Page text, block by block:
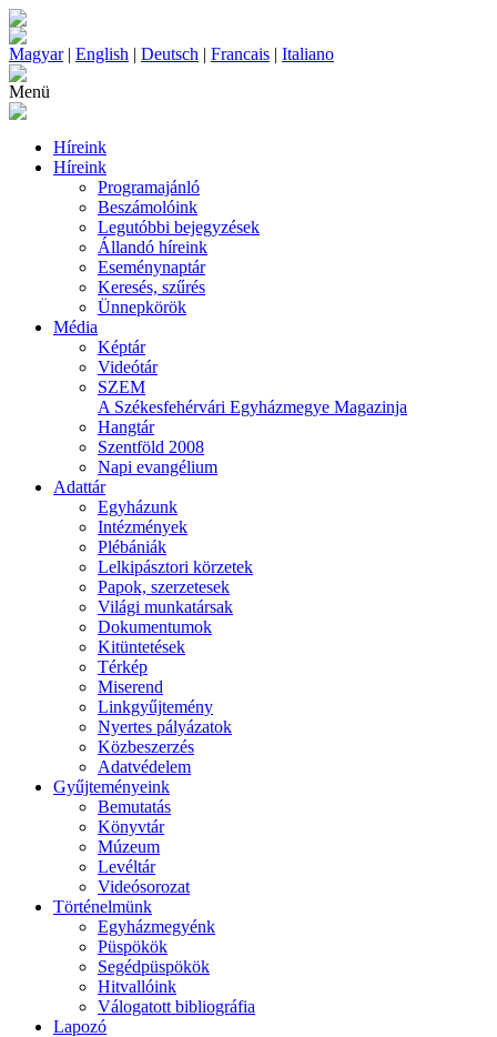
Magyar| English | Deutsch | Francais | Italiano
Menü
Híreink
Híreink
Programajánló
Beszámolóink
Legutóbbi bejegyzések
Állandó híreink
Eseménynaptár
Keresés, szűrés
Ünnepkörök
Média
Képtár
Videótár
SZEM
A Székesfehérvári Egyházmegye Magazinja
Hangtár
Szentföld 2008
Napi evangélium
Adattár
Egyházunk
Intézmények
Plébániák
Lelkipásztori körzetek
Papok, szerzetesek
Világi munkatársak
Dokumentumok
Kitüntetések
Térkép
Miserend
Linkgyűjtemény
Nyertes pályázatok
Közbeszerzés
Adatvédelem
Gyűjteményeink
Bemutatás
Könyvtár
Múzeum
Levéltár
Videósorozat
Történelmünk
Egyházmegyénk
Püspökök
Segédpüspökök
Hitvallóink
Válogatott bibliográfia
Lapozó